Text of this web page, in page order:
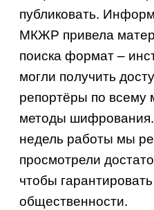
публиковать.
МКЖР привела
поиска формат –
могли получить
репортёры по всему
методы
недель работы мы
просмотрели
чтобы
общественности.